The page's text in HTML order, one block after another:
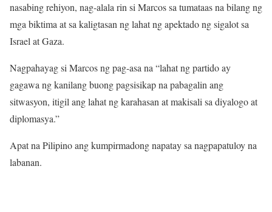
nasabing rehiyon, nag-alala rin si Marcos sa tumataas na bilang ng
mga biktima at sa kaligtasan ng lahat ng apektado ng sigalot sa
Israel at Gaza.
Nagpahayag si Marcos ng pag-asa na “lahat ng partido ay
gagawa ng kanilang buong pagsisikap na pabagalin ang
sitwasyon, itigil ang lahat ng karahasan at makisali sa diyalogo at
diplomasya.”
Apat na Pilipino ang kumpirmadong napatay sa nagpapatuloy na
labanan.